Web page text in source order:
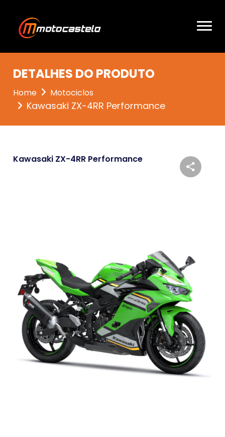
DETALHES DO PRODUTO
Home Motociclos
Kawasaki ZX-4RR Performance
Kawasaki ZX-4RR Performance